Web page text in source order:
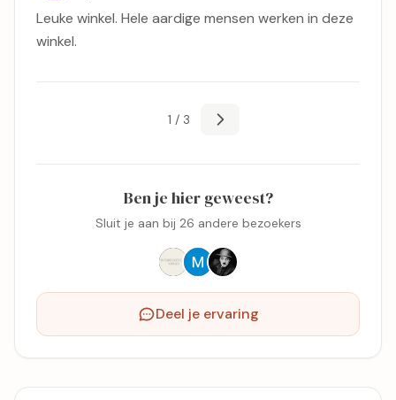
Kevin Walther
30 juni 2023
winkel.
1 / 3
Ben je hier geweest?
Sluit je aan bij 26 andere bezoekers
Deel je ervaring